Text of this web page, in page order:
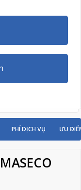
PHÍ DỊCH VỤ ƯU